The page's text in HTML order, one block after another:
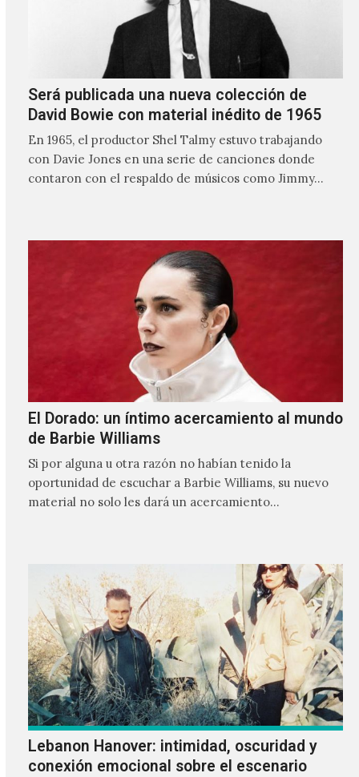
Será publicada una nueva colección de
David Bowie con material inédito de 1965
En 1965, el productor Shel Talmy estuvo trabajando
con Davie Jones en una serie de canciones donde
contaron con el respaldo de músicos como Jimmy…
El Dorado: un íntimo acercamiento al mundo
de Barbie Williams
Si por alguna u otra razón no habían tenido la
oportunidad de escuchar a Barbie Williams, su nuevo
material no solo les dará un acercamiento…
Lebanon Hanover: intimidad, oscuridad y
conexión emocional sobre el escenario